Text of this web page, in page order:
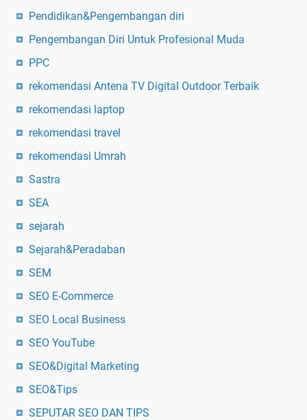
Pendidikan&Pengembangan diri
Pengembangan Diri Untuk Profesional Muda
PPC
rekomendasi Antena TV Digital Outdoor Terbaik
rekomendasi laptop
rekomendasi travel
rekomendasi Umrah
Sastra
SEA
sejarah
Sejarah&Peradaban
SEM
SEO E-Commerce
SEO Local Business
SEO YouTube
SEO&Digital Marketing
SEO&Tips
SEPUTAR SEO DAN TIPS